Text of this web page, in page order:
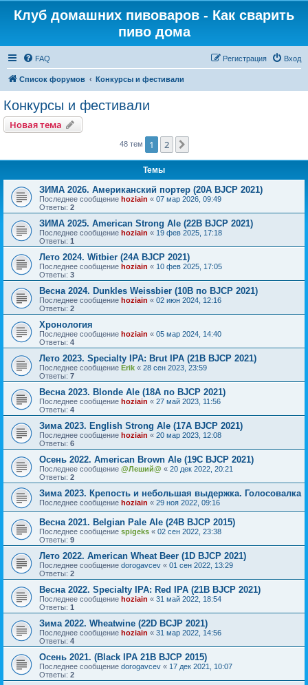
Клуб домашних пивоваров - Как cварить
пиво дома
FAQ Вход
Регистрация
Список форумов Конкурсы и фестивали
Конкурсы и фестивали
Новая тема
48 тем 1 2
Темы
ЗИМА 2026. Американский портер (20A BJCP 2021)
Последнее сообщение hoziain « 07 мар 2026, 09:49
Ответы: 2
ЗИМА 2025. American Strong Ale (22B BJCP 2021)
Последнее сообщение hoziain « 19 фев 2025, 17:18
Ответы: 1
Лето 2024. Witbier (24A BJCP 2021)
Последнее сообщение hoziain « 10 фев 2025, 17:05
Ответы: 3
Весна 2024. Dunkles Weissbier (10B по BJCP 2021)
Последнее сообщение hoziain « 02 июн 2024, 12:16
Ответы: 2
Хронология
Последнее сообщение hoziain « 05 мар 2024, 14:40
Ответы: 4
Лето 2023. Specialty IPA: Brut IPA (21B BJCP 2021)
Последнее сообщение Erik « 28 сен 2023, 23:59
Ответы: 7
Весна 2023. Blonde Ale (18A по BJCP 2021)
Последнее сообщение hoziain « 27 май 2023, 11:56
Ответы: 4
Зима 2023. English Strong Ale (17A BJCP 2021)
Последнее сообщение hoziain « 20 мар 2023, 12:08
Ответы: 6
Осень 2022. American Brown Ale (19С BJCP 2021)
Последнее сообщение @Леший@ « 20 дек 2022, 20:21
Ответы: 2
Зима 2023. Крепость и небольшая выдержка. Голосовалка
Последнее сообщение hoziain « 29 ноя 2022, 09:16
Весна 2021. Belgian Pale Ale (24B BJCP 2015)
Последнее сообщение spigeks « 02 сен 2022, 23:38
Ответы: 9
Лето 2022. American Wheat Beer (1D BJCP 2021)
Последнее сообщение dorogavcev « 01 сен 2022, 13:29
Ответы: 2
Весна 2022. Specialty IPA: Red IPA (21B BJCP 2021)
Последнее сообщение hoziain « 31 май 2022, 18:54
Ответы: 1
Зима 2022. Wheatwine (22D BCJP 2021)
Последнее сообщение hoziain « 31 мар 2022, 14:56
Ответы: 4
Осень 2021. (Black IPA 21B BJCP 2015)
Последнее сообщение dorogavcev « 17 дек 2021, 10:07
Ответы: 2